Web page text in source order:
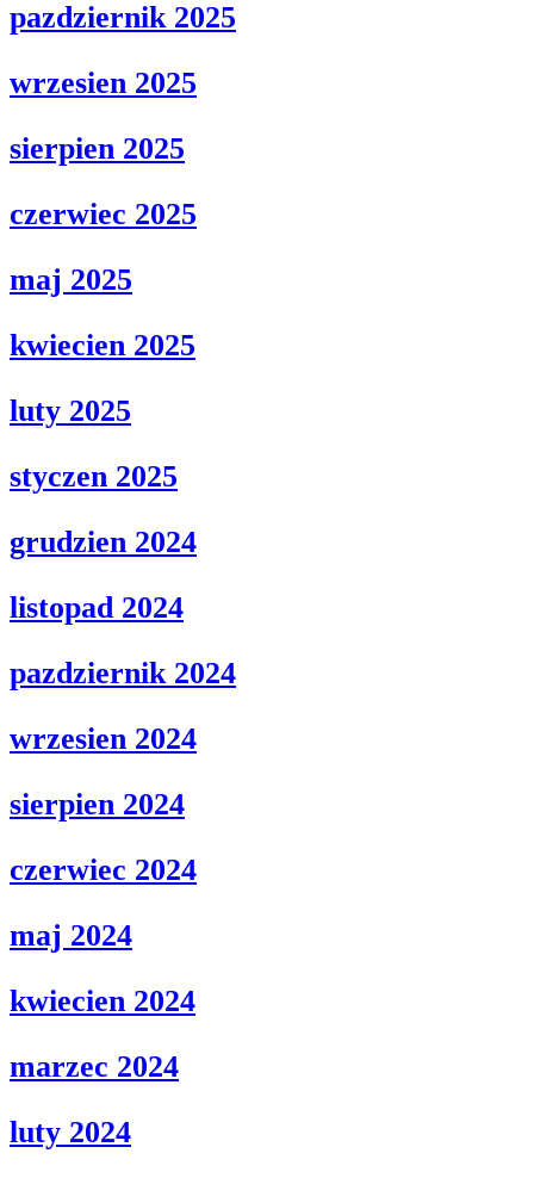
pazdziernik 2025
wrzesien 2025
sierpien 2025
czerwiec 2025
maj 2025
kwiecien 2025
luty 2025
styczen 2025
grudzien 2024
listopad 2024
pazdziernik 2024
wrzesien 2024
sierpien 2024
czerwiec 2024
maj 2024
kwiecien 2024
marzec 2024
luty 2024